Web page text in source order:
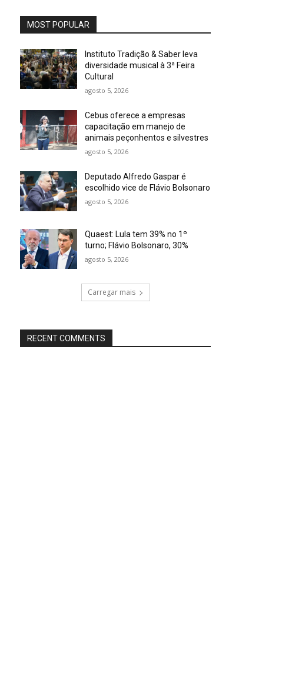
MOST POPULAR
Instituto Tradição & Saber leva
diversidade musical à 3ª Feira
Cultural
agosto 5, 2026
Cebus oferece a empresas
capacitação em manejo de
animais peçonhentos e silvestres
agosto 5, 2026
Deputado Alfredo Gaspar é
escolhido vice de Flávio Bolsonaro
agosto 5, 2026
Quaest: Lula tem 39% no 1º
turno; Flávio Bolsonaro, 30%
agosto 5, 2026
Carregar mais
RECENT COMMENTS